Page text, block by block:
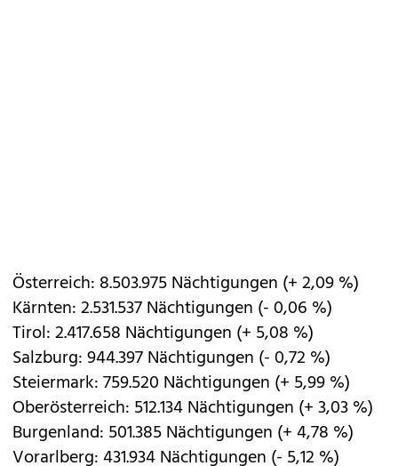
Österreich: 8.503.975 Nächtigungen (+ 2,09 %)
Kärnten: 2.531.537 Nächtigungen (- 0,06 %)
Tirol: 2.417.658 Nächtigungen (+ 5,08 %)
Salzburg: 944.397 Nächtigungen (- 0,72 %)
Steiermark: 759.520 Nächtigungen (+ 5,99 %)
Oberösterreich: 512.134 Nächtigungen (+ 3,03 %)
Burgenland: 501.385 Nächtigungen (+ 4,78 %)
Vorarlberg: 431.934 Nächtigungen (- 5,12 %)